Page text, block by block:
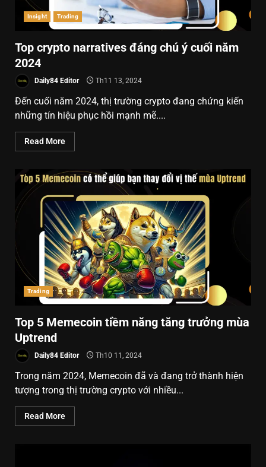
Insight Trading
Top crypto narratives đáng chú ý cuối năm
2024
Daily84 Editor Th11 13, 2024
Đến cuối năm 2024, thị trường crypto đang chứng kiến
những tín hiệu phục hồi mạnh mẽ....
Read More
Trading
Top 5 Memecoin tiềm năng tăng trưởng mùa
Uptrend
Daily84 Editor Th10 11, 2024
Trong năm 2024, Memecoin đã và đang trở thành hiện
tượng trong thị trường crypto với nhiều...
Read More